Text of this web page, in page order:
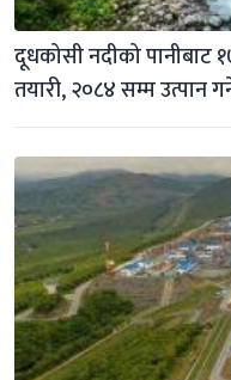
दूधकोसी नदीको पानीबाट
तयारी, २०८४ सम्म उत्पान